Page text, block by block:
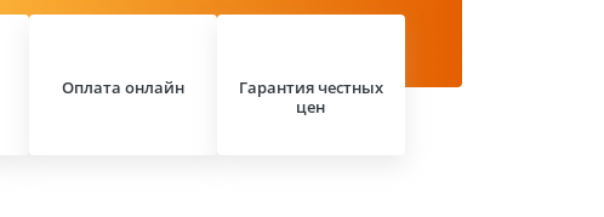
Оплата онлайн
Гарантия честных
цен